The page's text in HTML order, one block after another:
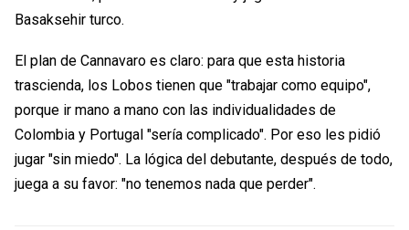
Basaksehir turco.
El plan de Cannavaro es claro: para que esta historia
trascienda, los Lobos tienen que "trabajar como equipo",
porque ir mano a mano con las individualidades de
Colombia y Portugal "sería complicado". Por eso les pidió
jugar "sin miedo". La lógica del debutante, después de todo,
juega a su favor: "no tenemos nada que perder".